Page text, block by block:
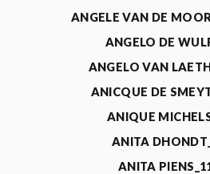
ANGELE VAN DE
ANGELO DE
ANGELO VAN
ANICQUE DE
ANIQUE
ANITA
ANITA